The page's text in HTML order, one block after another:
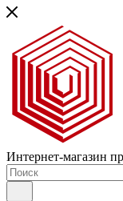
Интернет-магазин